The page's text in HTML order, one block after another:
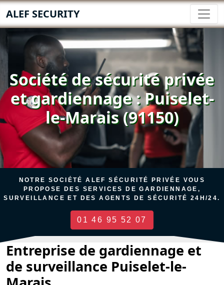
ALEF SECURITY
Société de sécurité privée
et gardiennage : Puiselet-
le-Marais (91150)
NOTRE SOCIÉTÉ ALEF SÉCURITÉ PRIVÉE VOUS
PROPOSE DES SERVICES DE GARDIENNAGE,
SURVEILLANCE ET DES AGENTS DE SÉCURITÉ 24H/24.
01 46 95 52 07
Entreprise de gardiennage et
de surveillance Puiselet-le-